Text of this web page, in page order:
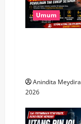
Umum
Anindita Meydira
2026